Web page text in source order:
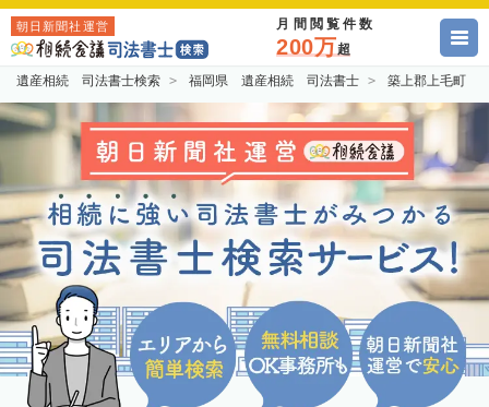
朝日新聞社運営 月間閲覧件数
200万超
遺産相続 司法書士検索 福岡県 遺産相続 司法書士 築上郡上毛町